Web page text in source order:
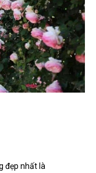
đẹp nhất là